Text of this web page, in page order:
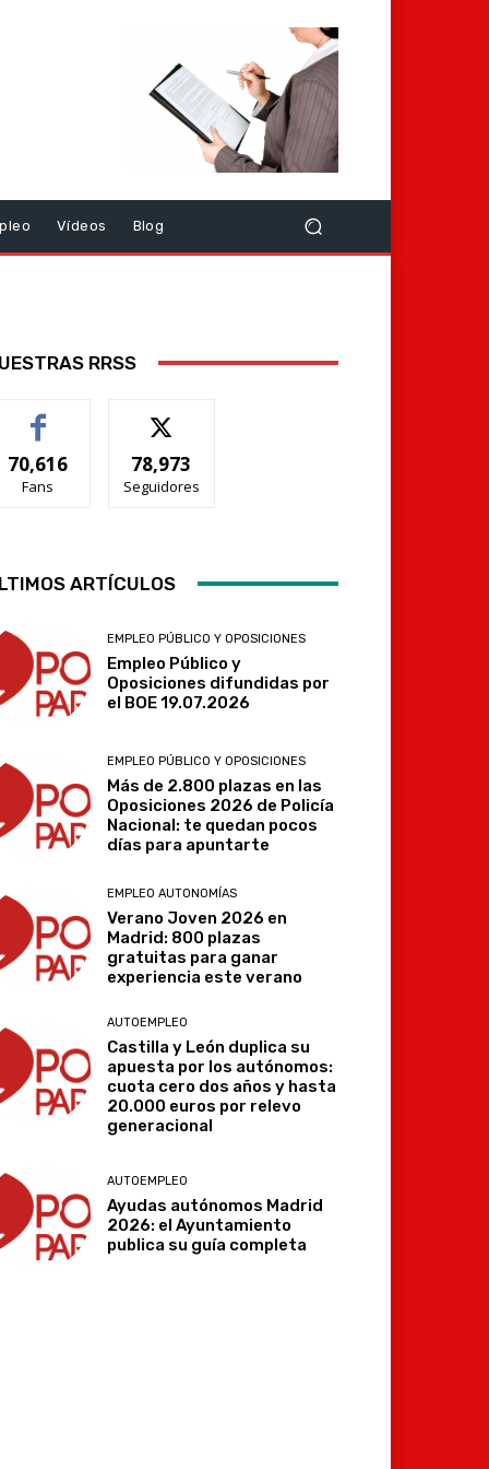
Vídeos Blog
Telegram
RRSS
70,616
Fans
78,973
Seguidores
ARTÍCULOS
EMPLEO PÚBLICO Y OPOSICIONES
Empleo Público y
Oposiciones difundidas por
el BOE 19.07.2026
EMPLEO PÚBLICO Y OPOSICIONES
Más de 2.800 plazas en las
Oposiciones 2026 de Policía
Nacional: te quedan pocos
días para apuntarte
EMPLEO AUTONOMÍAS
Verano Joven 2026 en
Madrid: 800 plazas
gratuitas para ganar
experiencia este verano
AUTOEMPLEO
Castilla y León duplica su
apuesta por los autónomos:
cuota cero dos años y hasta
20.000 euros por relevo
generacional
AUTOEMPLEO
Ayudas autónomos Madrid
2026: el Ayuntamiento
publica su guía completa